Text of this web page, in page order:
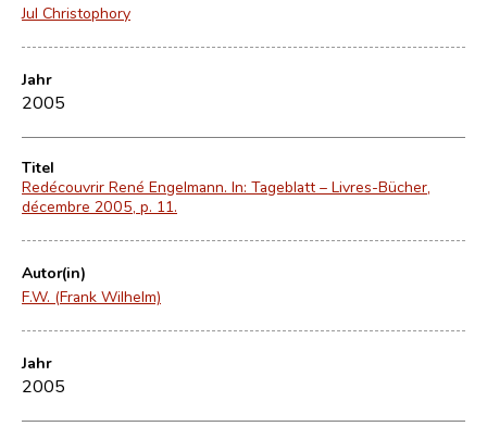
Jul Christophory
Jahr
2005
Titel
Redécouvrir René Engelmann. In: Tageblatt – Livres-Bücher,
décembre 2005, p. 11.
Autor(in)
F.W. (Frank Wilhelm)
Jahr
2005